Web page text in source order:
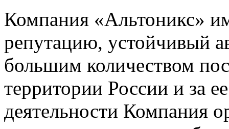
Компания «Альтоникс»
репутацию, устойчивый
большим количеством
территории России и за
деятельности Компания